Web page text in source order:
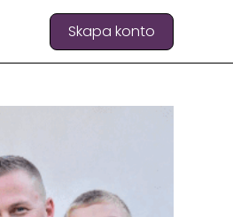
Skapa konto